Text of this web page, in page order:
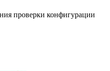
проверки конфигурации